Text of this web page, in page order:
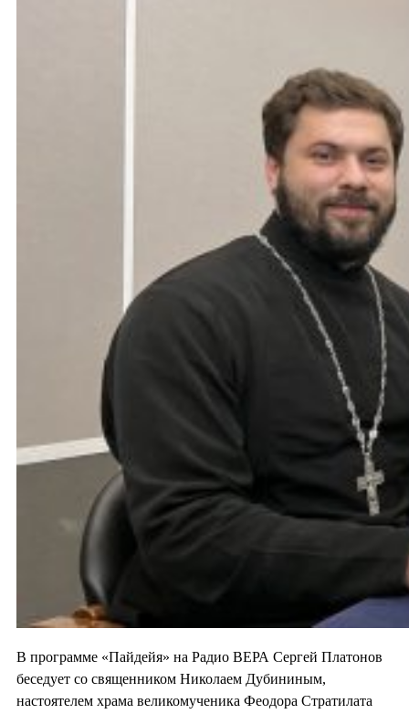
В программе «Пайдейя» на Радио ВЕРА Сергей Платонов
беседует со священником Николаем Дубининым,
настоятелем храма великомученика Феодора Стратилата